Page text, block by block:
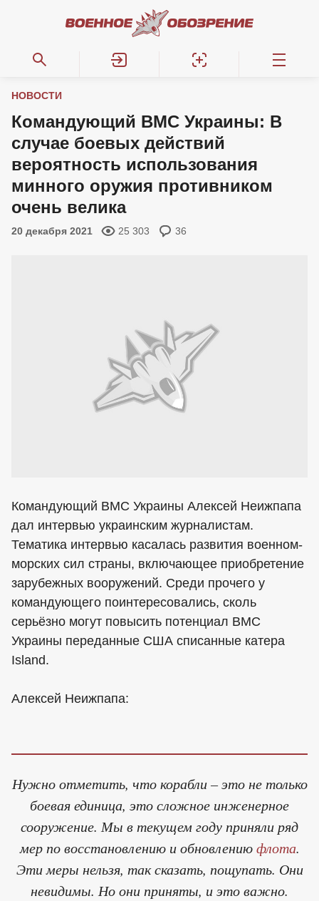
НОВОСТИ
Командующий ВМС Украины: В
случае боевых действий
вероятность использования
минного оружия противником
очень велика
20 декабря 2021 25 303 36
Командующий ВМС Украины Алексей Неижпапа
дал интервью украинским журналистам.
Тематика интервью касалась развития военном-
морских сил страны, включающее приобретение
зарубежных вооружений. Среди прочего у
командующего поинтересовались, сколь
серьёзно могут повысить потенциал ВМС
Украины переданные США списанные катера
Island.
Алексей Неижпапа:
Нужно отметить, что корабли – это не только
боевая единица, это сложное инженерное
сооружение. Мы в текущем году приняли ряд
мер по восстановлению и обновлениюфлота.
Эти меры нельзя, так сказать, пощупать. Они
невидимы. Но они приняты, и это важно.